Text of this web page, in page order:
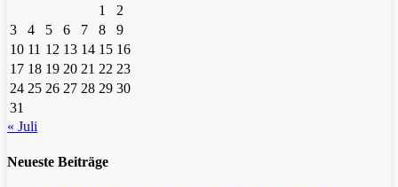
1
2
3
4 5 6 7 8
9
10 11 12 13 14 15 16
17 18 19 20 21 22 23
24 25 26 27 28 29 30
31
« Juli
Neueste Beiträge